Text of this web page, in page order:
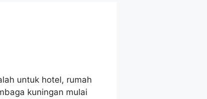
untuk hotel, rumah
kuningan mulai